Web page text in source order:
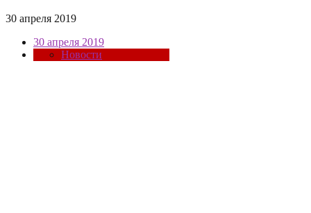
30 апреля 2019
30 апреля 2019
Новости